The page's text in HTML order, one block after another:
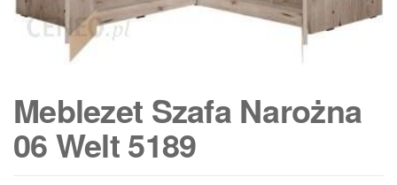
Meblezet Szafa Narożna
06 Welt 5189